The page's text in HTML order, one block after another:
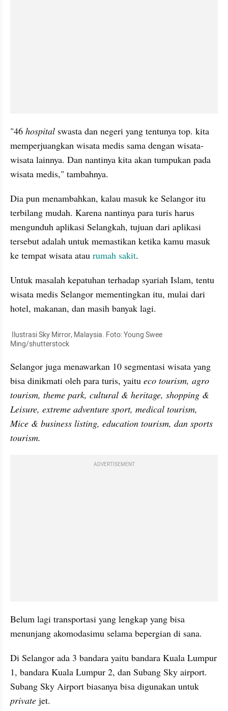
"46 hospital swasta dan negeri yang tentunya top. kita
memperjuangkan wisata medis sama dengan wisata-
wisata lainnya. Dan nantinya kita akan tumpukan pada
wisata medis," tambahnya.
Dia pun menambahkan, kalau masuk ke Selangor itu
terbilang mudah. Karena nantinya para turis harus
mengunduh aplikasi Selangkah, tujuan dari aplikasi
tersebut adalah untuk memastikan ketika kamu masuk
ke tempat wisata atau rumah sakit.
Untuk masalah kepatuhan terhadap syariah Islam, tentu
wisata medis Selangor mementingkan itu, mulai dari
hotel, makanan, dan masih banyak lagi.
Ming/shutterstock
Selangor juga menawarkan 10 segmentasi wisata yang
bisa dinikmati oleh para turis, yaitu eco tourism, agro
tourism, theme park, cultural & heritage, shopping &
Leisure, extreme adventure sport, medical tourism,
Mice & business listing, education tourism, dan sports
tourism.
ADVERTISEMENT
Belum lagi transportasi yang lengkap yang bisa
menunjang akomodasimu selama bepergian di sana.
Di Selangor ada 3 bandara yaitu bandara Kuala Lumpur
1, bandara Kuala Lumpur 2, dan Subang Sky airport.
private jet.